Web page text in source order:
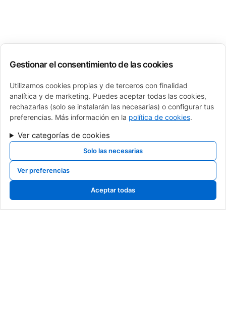
Gestionar el consentimiento de las cookies
Utilizamos cookies propias y de terceros con finalidad
analítica y de marketing. Puedes aceptar todas las cookies,
rechazarlas (solo se instalarán las necesarias) o configurar tus
preferencias. Más información en la política de cookies.
Ver categorías de cookies
Solo las necesarias
Ver preferencias
Aceptar todas